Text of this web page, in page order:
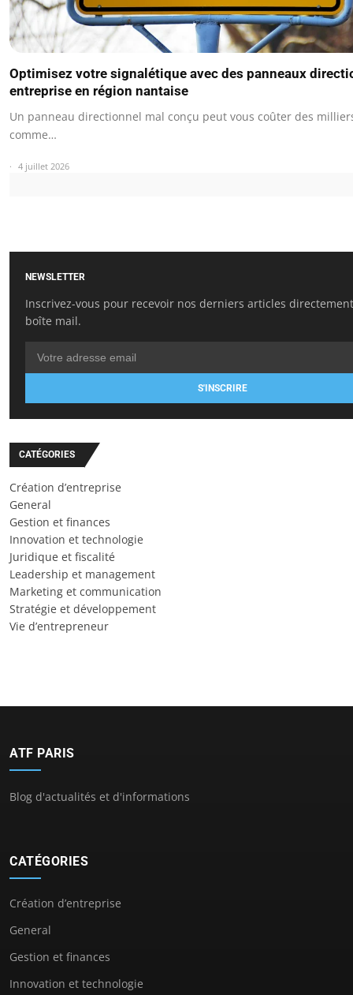
Optimisez votre signalétique avec des panneaux
entreprise en région nantaise
Un panneau directionnel mal conçu peut vous coûter des
comme…
4 juillet 2026
NEWSLETTER
Inscrivez-vous pour recevoir nos derniers articles
boîte mail.
S'INSCRIRE
CATÉGORIES
Création d’entreprise
General
Gestion et finances
Innovation et technologie
Juridique et fiscalité
Leadership et management
Marketing et communication
Stratégie et développement
Vie d’entrepreneur
ATF PARIS
Blog d'actualités et d'informations
CATÉGORIES
Création d’entreprise
General
Gestion et finances
Innovation et technologie